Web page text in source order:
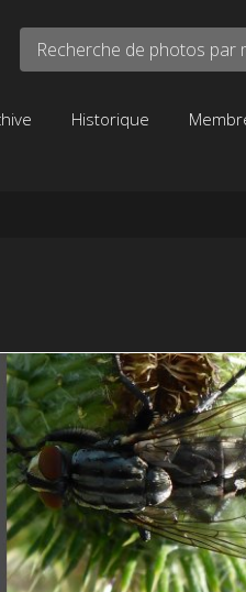
Recherche de photos par
Historique
TRANSLUCIDE 14
Bollendorff
translucide
nature